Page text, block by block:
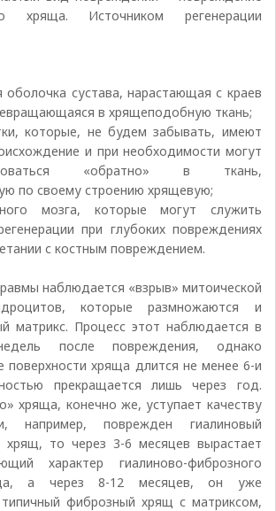
хряща. Источником регенерации
оболочка сустава, нарастающая с краев
в хрящеподобную ткань;
которые, не будем забывать, имеют
и при необходимости могут
«обратно» в ткань,
по своему строению хрящевую;
мозга, которые могут служить
при глубоких повреждениях
с костным повреждением.
наблюдается «взрыв» митоической
которые размножаются и
матрикс. Процесс этот наблюдается в
после повреждения, однако
поверхности хряща длится не менее 6-и
прекращается лишь через год.
хряща, конечно же, уступает качеству
например, поврежден гиалиновый
хрящ, то через 3-6 месяцев вырастает
характер гиалиново-фиброзного
а через 8-12 месяцев, он уже
фиброзный хрящ с матриксом,